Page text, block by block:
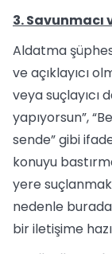
3. Savunmacı
Aldatma
ve açıklayıcı
veya suçlayıcı
yapıyorsun”,
sende” gibi
konuyu
yere
nedenle
bir iletişime